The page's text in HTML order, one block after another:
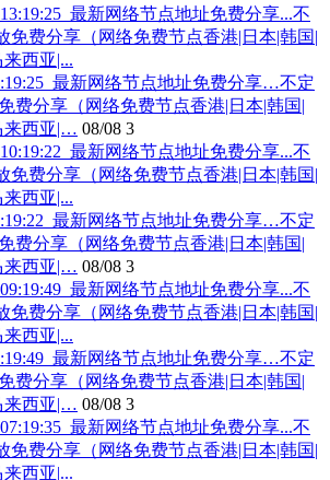
最新网络节点地址免费分享…不定
费分享（网络免费节点香港|日本|韩国|
来西亚|… 08/08 3
最新网络节点地址免费分享…不定
费分享（网络免费节点香港|日本|韩国|
来西亚|… 08/08 3
最新网络节点地址免费分享…不定
费分享（网络免费节点香港|日本|韩国|
来西亚|… 08/08 3